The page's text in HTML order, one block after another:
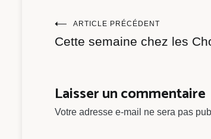
Navigation
l’article
ARTICLE PRÉCÉDENT
Cette semaine chez les
Laisser un commentaire
Votre adresse e-mail ne sera pas